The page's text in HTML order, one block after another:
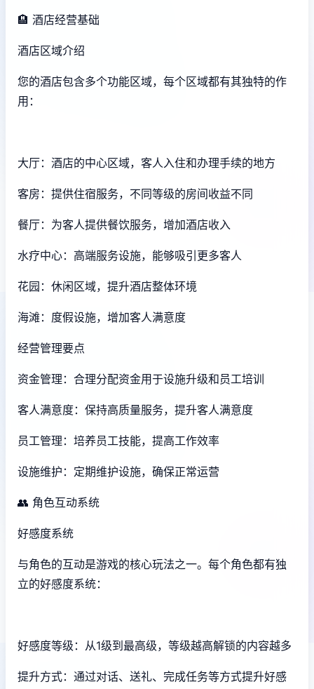
🏨 酒店经营基础
酒店区域介绍
您的酒店包含多个功能区域，每个区域都有其独特的作
用：
大厅：酒店的中心区域，客人入住和办理手续的地方
客房：提供住宿服务，不同等级的房间收益不同
餐厅：为客人提供餐饮服务，增加酒店收入
水疗中心：高端服务设施，能够吸引更多客人
花园：休闲区域，提升酒店整体环境
海滩：度假设施，增加客人满意度
经营管理要点
资金管理：合理分配资金用于设施升级和员工培训
客人满意度：保持高质量服务，提升客人满意度
员工管理：培养员工技能，提高工作效率
设施维护：定期维护设施，确保正常运营
👥 角色互动系统
好感度系统
与角色的互动是游戏的核心玩法之一。每个角色都有独
立的好感度系统：
好感度等级：从1级到最高级，等级越高解锁的内容越多
提升方式：通过对话、送礼、完成任务等方式提升好感